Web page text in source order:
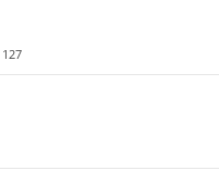
127